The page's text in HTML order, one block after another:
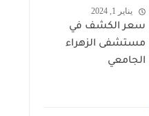
يناير 1, 2024
سعر الكشف في
مستشفى الزهراء
الجامعي